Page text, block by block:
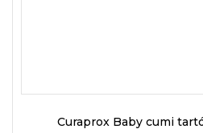
Curaprox Baby cumi